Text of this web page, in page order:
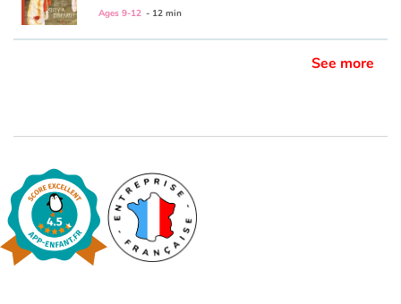
Learn french with Storyplay'r
Activities and workshops
Dyslexia and reading disorders
Ages 9-12 - 12 min
See more